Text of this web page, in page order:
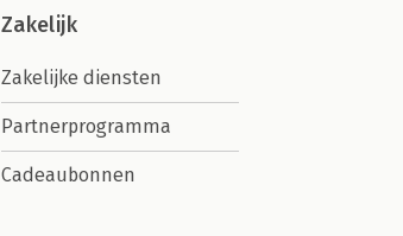
Zakelijk
Zakelijke diensten
Partnerprogramma
Cadeaubonnen